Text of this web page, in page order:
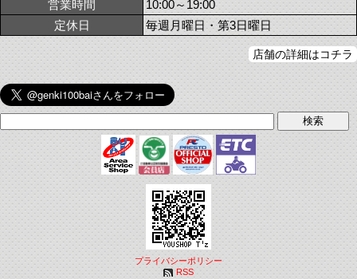
営業時間
10:00～19:00
定休日
毎週月曜日・第3日曜日
店舗の詳細はコチラ
プライバシーポリシー
RSS